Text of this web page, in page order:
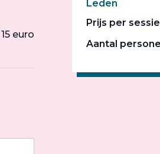
15 euro
Leden
Prijs per sessie
Aantal